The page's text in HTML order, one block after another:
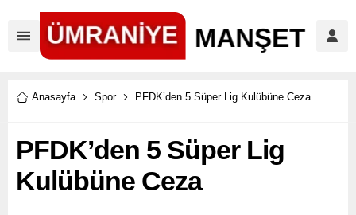
Anasayfa Spor PFDK’den 5 Süper Lig Kulübüne Ceza
PFDK’den 5 Süper Lig
Kulübüne Ceza